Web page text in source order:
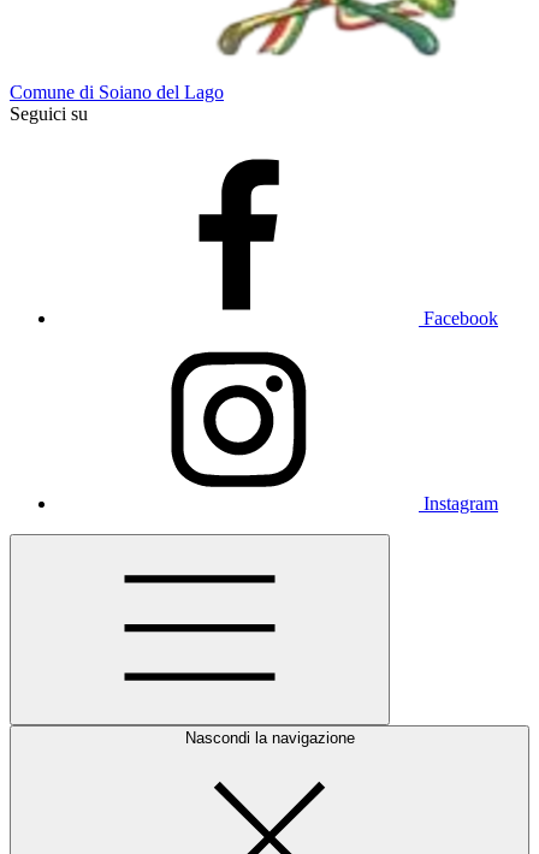
Comune di Soiano del Lago
Seguici su
Facebook
Instagram
Nascondi la navigazione